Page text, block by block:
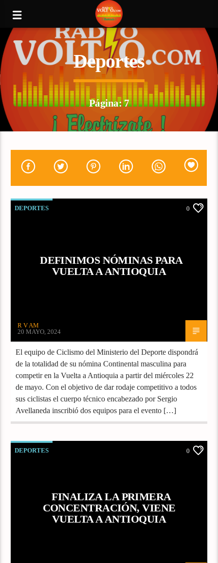
Deportes
Página: 7
DEPORTES 0
DEFINIMOS NÓMINAS PARA
VUELTA A ANTIOQUIA
R V AM
20 MAYO, 2024
El equipo de Ciclismo del Ministerio del Deporte dispondrá
de la totalidad de su nómina Continental masculina para
competir en la Vuelta a Antioquia a partir del miércoles 22
de mayo. Con el objetivo de dar rodaje competitivo a todos
sus ciclistas el cuerpo técnico encabezado por Sergio
Avellaneda inscribió dos equipos para el evento […]
DEPORTES 0
FINALIZA LA PRIMERA
CONCENTRACIÓN, VIENE
VUELTA A ANTIOQUIA